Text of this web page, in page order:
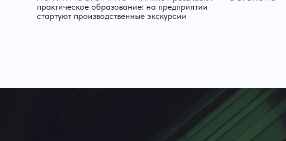
практическое образование: на предприятии
стартуют производственные экскурсии